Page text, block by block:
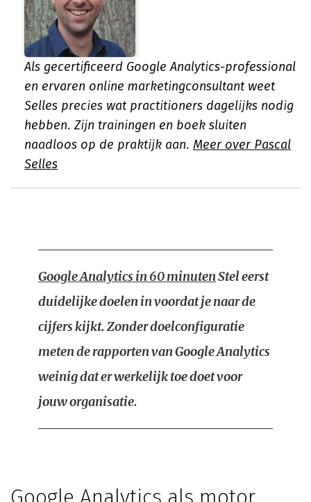
Als gecertificeerd Google Analytics-professional
en ervaren online marketingconsultant weet
Selles precies wat practitioners dagelijks nodig
hebben. Zijn trainingen en boek sluiten
naadloos op de praktijk aan. Meer over Pascal
Selles
Google Analytics in 60 minutenStel eerst
duidelijke doelen in voordat je naar de
cijfers kijkt. Zonder doelconfiguratie
meten de rapporten van Google Analytics
weinig dat er werkelijk toe doet voor
jouw organisatie.